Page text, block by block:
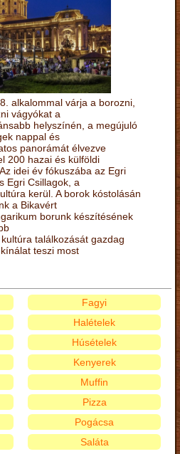
alkalommal várja a borozni,
vágyókat a
helyszínén, a megújuló
nappal és
panorámát élvezve
200 hazai és külföldi
idei év fókuszába az Egri
Egri Csillagok, a
kerül. A borok kóstolásán
a Bikavért
borunk készítésének
találkozását gazdag
teszi most
Fagyi
Halételek
Húsételek
Kenyerek
Muffin
Pizza
Pogácsa
Saláta